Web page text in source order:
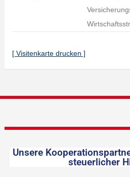
[ Visitenkarte drucken ]
Unsere
steuerlicher